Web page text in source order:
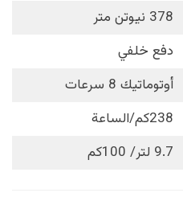
378 نيوتن متر
دفع خلفي
أوتوماتيك 8 سرعات
238كم/الساعة
9.7 لتر/ 100كم